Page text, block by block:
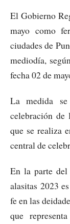
El Gobierno
mayo como
ciudades de
mediodía,
fecha 02 de
La medida
celebración
que se realiza
central de
En la parte del
alasitas 2023
fe en las
que